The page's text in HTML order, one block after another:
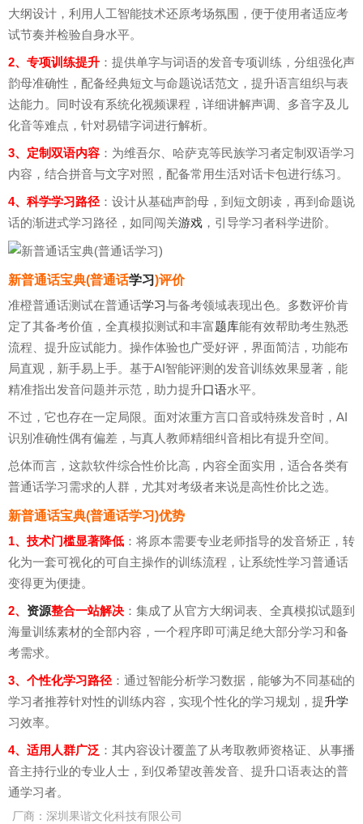
大纲设计，利用人工智能技术还原考场氛围，便于使用者适应考
试节奏并检验自身水平。
2、专项训练提升 ：提供单字与词语的发音专项训练，分组强化声
韵母准确性，配备经典短文与命题说话范文，提升语言组织与表
达能力。同时设有系统化视频课程，详细讲解声调、多音字及儿
化音等难点，针对易错字词进行解析。
3、定制双语内容 ：为维吾尔、哈萨克等民族学习者定制双语学习
内容，结合拼音与文字对照，配备常用生活对话卡包进行练习。
4、科学学习路径 ：设计从基础声韵母，到短文朗读，再到命题说
话的渐进式学习路径，如同闯关游戏 ，引导学习者科学进阶。
新普通话宝典(普通话学习)评价
准橙普通话测试在普通话学习与备考领域表现出色。多数评价肯
定了其备考价值，全真模拟测试和丰富题库能有效帮助考生熟悉
流程、提升应试能力。操作体验也广受好评，界面简洁，功能布
局直观，新手易上手。基于AI智能评测的发音训练效果显著，能
精准指出发音问题并示范，助力提升口语水平。
不过，它也存在一定局限。面对浓重方言口音或特殊发音时，AI
识别准确性偶有偏差，与真人教师精细纠音相比有提升空间。
总体而言，这款软件综合性价比高，内容全面实用，适合各类有
普通话学习需求的人群，尤其对考级者来说是高性价比之选。
新普通话宝典(普通话学习)优势
1、技术门槛显著降低 ：将原本需要专业老师指导的发音矫正，转
化为一套可视化的可自主操作的训练流程，让系统性学习普通话
变得更为便捷。
2、 资源整合一站解决 ：集成了从官方大纲词表、全真模拟试题到
海量训练素材的全部内容，一个程序即可满足绝大部分学习和备
考需求。
3、个性化学习路径 ：通过智能分析学习数据，能够为不同基础的
学习者推荐针对性的训练内容，实现个性化的学习规划，提升学
习效率。
4、适用人群广泛 ：其内容设计覆盖了从考取教师资格证、从事播
音主持行业的专业人士，到仅希望改善发音、提升口语表达的普
通学习者。
厂商： 深圳果谐文化科技有限公司